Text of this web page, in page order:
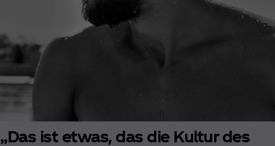
„Das ist etwas, das die Kultur des